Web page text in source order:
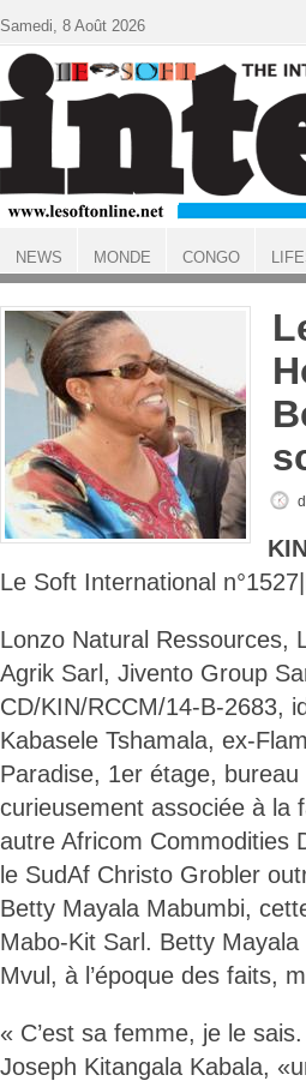
ACCUEIL
Le Soft International
Lonzo Natural Ressources,
Agrik Sarl, Jivento Group
CD/KIN/RCCM/14-B-2683,
Kabasele Tshamala, ex-
Paradise, 1er étage,
curieusement associée à la
autre Africom Commodities
le SudAf Christo Grobler
Betty Mayala Mabumbi,
Mabo-Kit Sarl. Betty
Mvul, à l’époque des faits,
« C’est sa femme, je le
Joseph Kitangala Kabala,
Samedi, 8 Août 2026
NEWS MONDE CONGO